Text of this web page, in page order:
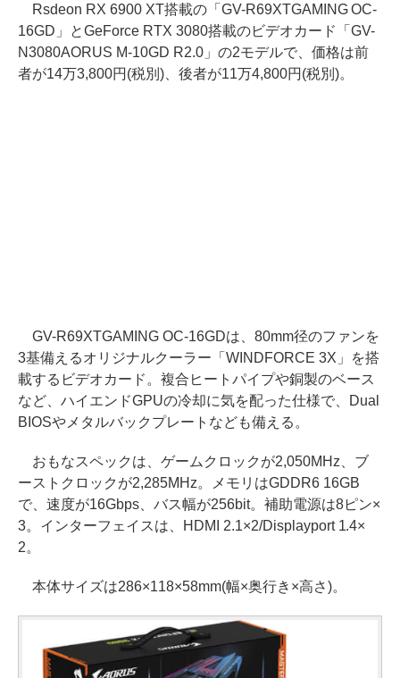
Rsdeon RX 6900 XT搭載の「GV-R69XTGAMING OC-
16GD」とGeForce RTX 3080搭載のビデオカード「GV-
N3080AORUS M-10GD R2.0」の2モデルで、価格は前
者が14万3,800円(税別)、後者が11万4,800円(税別)。
GV-R69XTGAMING OC-16GDは、80mm径のファンを
3基備えるオリジナルクーラー「WINDFORCE 3X」を搭
載するビデオカード。複合ヒートパイプや銅製のベース
など、ハイエンドGPUの冷却に気を配った仕様で、Dual
BIOSやメタルバックプレートなども備える。
おもなスペックは、ゲームクロックが2,050MHz、ブ
ーストクロックが2,285MHz。メモリはGDDR6 16GB
で、速度が16Gbps、バス幅が256bit。補助電源は8ピン×
3。インターフェイスは、HDMI 2.1×2/Displayport 1.4×
2。
本体サイズは286×118×58mm(幅×奥行き×高さ)。